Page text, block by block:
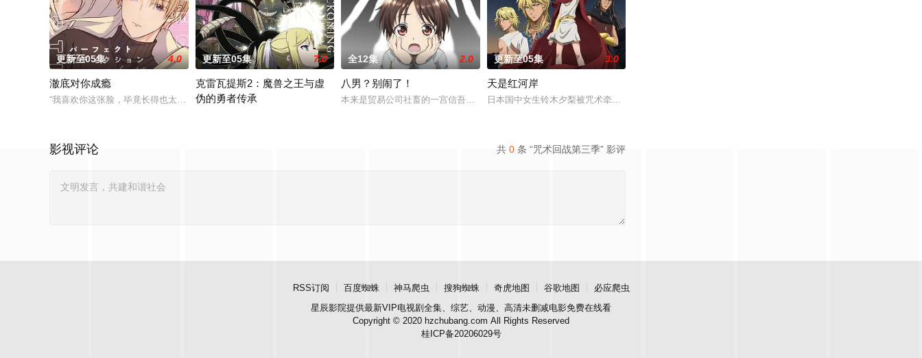
更新至05集 4.0
澈底对你成瘾
“我喜欢你这张脸，毕竟长得也太好看了吧。” 明仁是个颜控、私生活风流不羁的大学生，偏偏看不顺眼长相貌美、却总是一副高冷疏离模样的冴。 联谊会上
更新至05集 7.0
克雷瓦提斯2：魔兽之王与虚
伪的勇者传承
全12集 2.0
八男？别闹了！
本来是贸易公司社畜的一宫信吾，在一觉醒来之后竟然发现自己转生来到了异世界，成为了贫穷贵族家最小的孩子威德林（榎木淳弥 配音）。虽说
更新至05集 3.0
天是红河岸
日本国中女生铃木夕梨被咒术牵引至纪元前的赫梯帝国，并长期遭受娜姬雅王后的追杀，目的在于以她为祭品
共 0 条 “咒术回战第三季” 影评
影视评论
RSS订阅 百度蜘蛛 神马爬虫 搜狗蜘蛛 奇虎地图 谷歌地图
必应爬虫
星辰影院提供最新VIP电视剧全集、综艺、动漫、高清未删减电影免费在线看
Copyright © 2020 hzchubang.com All Rights Reserved
桂ICP备20206029号